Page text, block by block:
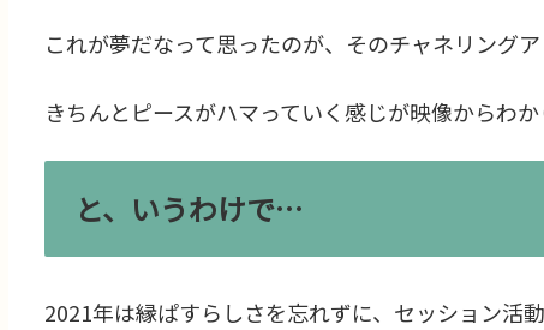
これが夢だなって思ったのが、そのチャネリング
きちんとピースがハマっていく感じが映像からわか
と、いうわけで…
2021年は縁ぱすらしさを忘れずに、セッション活